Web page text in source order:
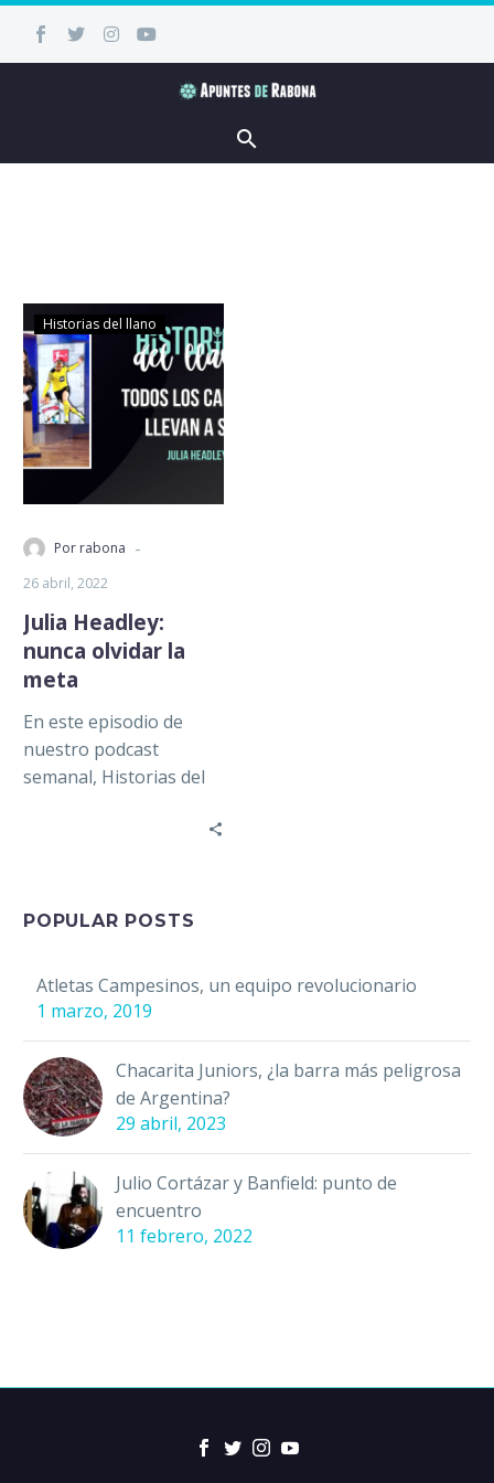
Historias del llano
Por rabona -
26 abril, 2022
Julia Headley:
nunca olvidar la
meta
En este episodio de
nuestro podcast
semanal, Historias del
POPULAR POSTS
Atletas Campesinos, un equipo revolucionario
1 marzo, 2019
Chacarita Juniors, ¿la barra más peligrosa
de Argentina?
29 abril, 2023
Julio Cortázar y Banfield: punto de
encuentro
11 febrero, 2022